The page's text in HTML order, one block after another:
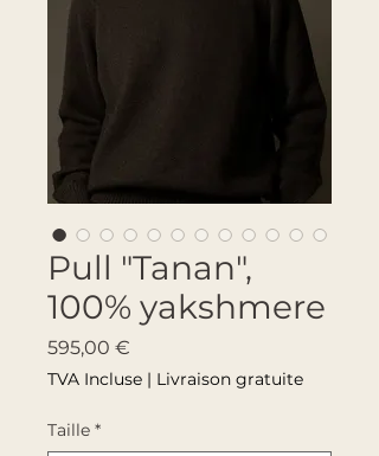
Pull "Tanan",
100% yakshmere
595,00 €
TVA Incluse | Livraison gratuite
Taille *